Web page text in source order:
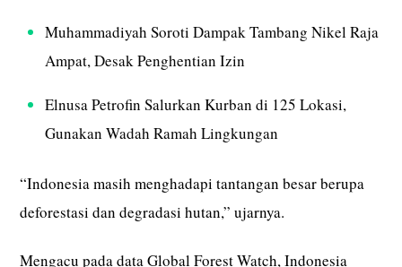
Muhammadiyah Soroti Dampak Tambang Nikel Raja
Ampat, Desak Penghentian Izin
Elnusa Petrofin Salurkan Kurban di 125 Lokasi,
Gunakan Wadah Ramah Lingkungan
“Indonesia masih menghadapi tantangan besar berupa
deforestasi dan degradasi hutan,” ujarnya.
Mengacu pada data Global Forest Watch, Indonesia